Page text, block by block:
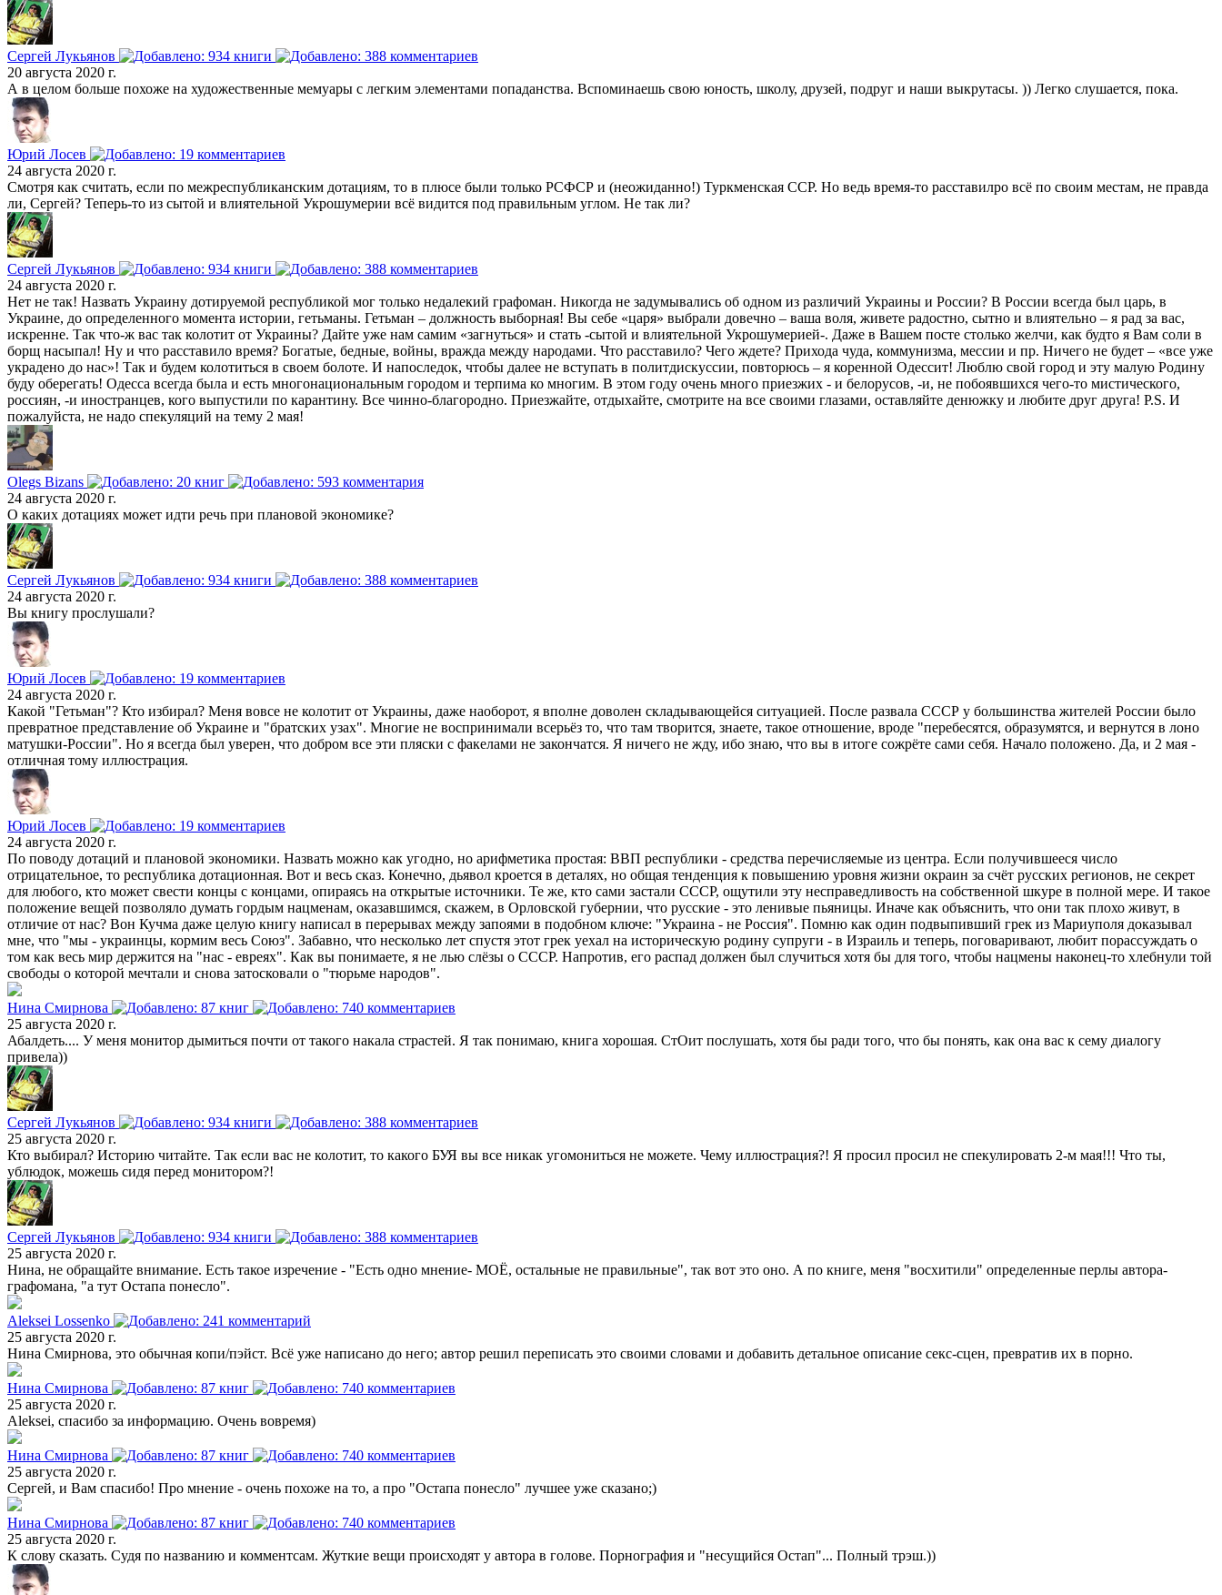
Сергей Лукьянов
20 августа 2020 г.
А в целом больше похоже на художественные мемуары с легким элементами попаданства. Вспоминаешь свою юность, школу, друзей, подруг и наши выкрутасы. )) Легко слушается, пока.
Юрий Лосев
24 августа 2020 г.
Смотря как считать, если по межреспубликанским дотациям, то в плюсе были только РСФСР и (неожиданно!) Туркменская ССР. Но ведь время-то расставилро всё по своим местам, не правда
ли, Сергей? Теперь-то из сытой и влиятельной Укрошумерии всё видится под правильным углом. Не так ли?
Сергей Лукьянов
24 августа 2020 г.
Нет не так! Назвать Украину дотируемой республикой мог только недалекий графоман. Никогда не задумывались об одном из различий Украины и России? В России всегда был царь, в
Украине, до определенного момента истории, гетьманы. Гетьман – должность выборная! Вы себе «царя» выбрали довечно – ваша воля, живете радостно, сытно и влиятельно – я рад за вас,
искренне. Так что-ж вас так колотит от Украины? Дайте уже нам самим «загнуться» и стать -сытой и влиятельной Укрошумерией-. Даже в Вашем посте столько желчи, как будто я Вам соли в
борщ насыпал! Ну и что расставило время? Богатые, бедные, войны, вражда между народами. Что расставило? Чего ждете? Прихода чуда, коммунизма, мессии и пр. Ничего не будет – «все уже
украдено до нас»! Так и будем колотиться в своем болоте. И напоследок, чтобы далее не вступать в политдискуссии, повторюсь – я коренной Одессит! Люблю свой город и эту малую Родину
буду оберегать! Одесса всегда была и есть многонациональным городом и терпима ко многим. В этом году очень много приезжих - и белорусов, -и, не побоявшихся чего-то мистического,
россиян, -и иностранцев, кого выпустили по карантину. Все чинно-благородно. Приезжайте, отдыхайте, смотрите на все своими глазами, оставляйте денюжку и любите друг друга! P.S. И
пожалуйста, не надо спекуляций на тему 2 мая!
Olegs Bizans
24 августа 2020 г.
О каких дотациях может идти речь при плановой экономике?
Сергей Лукьянов
24 августа 2020 г.
Вы книгу прослушали?
Юрий Лосев
24 августа 2020 г.
Какой "Гетьман"? Кто избирал? Меня вовсе не колотит от Украины, даже наоборот, я вполне доволен складывающейся ситуацией. После развала СССР у большинства жителей России было
превратное представление об Украине и "братских узах". Многие не воспринимали всерьёз то, что там творится, знаете, такое отношение, вроде "перебесятся, образумятся, и вернутся в лоно
матушки-России". Но я всегда был уверен, что добром все эти пляски с факелами не закончатся. Я ничего не жду, ибо знаю, что вы в итоге сожрёте сами себя. Начало положено. Да, и 2 мая -
отличная тому иллюстрация.
Юрий Лосев
24 августа 2020 г.
По поводу дотаций и плановой экономики. Назвать можно как угодно, но арифметика простая: ВВП республики - средства перечисляемые из центра. Если получившееся число
отрицательное, то республика дотационная. Вот и весь сказ. Конечно, дьявол кроется в деталях, но общая тенденция к повышению уровня жизни окраин за счёт русских регионов, не секрет
для любого, кто может свести концы с концами, опираясь на открытые источники. Те же, кто сами застали СССР, ощутили эту несправедливость на собственной шкуре в полной мере. И такое
положение вещей позволяло думать гордым нацменам, оказавшимся, скажем, в Орловской губернии, что русские - это ленивые пьяницы. Иначе как объяснить, что они так плохо живут, в
отличие от нас? Вон Кучма даже целую книгу написал в перерывах между запоями в подобном ключе: "Украина - не Россия". Помню как один подвыпивший грек из Мариуполя доказывал
мне, что "мы - украинцы, кормим весь Союз". Забавно, что несколько лет спустя этот грек уехал на историческую родину супруги - в Израиль и теперь, поговаривают, любит порассуждать о
том как весь мир держится на "нас - евреях". Как вы понимаете, я не лью слёзы о СССР. Напротив, его распад должен был случиться хотя бы для того, чтобы нацмены наконец-то хлебнули той
свободы о которой мечтали и снова затосковали о "тюрьме народов".
Нина Смирнова
25 августа 2020 г.
Абалдеть.... У меня монитор дымиться почти от такого накала страстей. Я так понимаю, книга хорошая. СтОит послушать, хотя бы ради того, что бы понять, как она вас к сему диалогу
привела))
Сергей Лукьянов
25 августа 2020 г.
Кто выбирал? Историю читайте. Так если вас не колотит, то какого БУЯ вы все никак угомониться не можете. Чему иллюстрация?! Я просил просил не спекулировать 2-м мая!!! Что ты,
ублюдок, можешь сидя перед монитором?!
Сергей Лукьянов
25 августа 2020 г.
Нина, не обращайте внимание. Есть такое изречение - "Есть одно мнение- МОЁ, остальные не правильные", так вот это оно. А по книге, меня "восхитили" определенные перлы автора-
графомана, "а тут Остапа понесло".
Aleksei Lossenko
25 августа 2020 г.
Нина Смирнова, это обычная копи/пэйст. Всё уже написано до него; автор решил переписать это своими словами и добавить детальное описание секс-сцен, превратив их в порно.
Нина Смирнова
25 августа 2020 г.
Aleksei, спасибо за информацию. Очень вовремя)
Нина Смирнова
25 августа 2020 г.
Сергей, и Вам спасибо! Про мнение - очень похоже на то, а про "Остапа понесло" лучшее уже сказано;)
Нина Смирнова
25 августа 2020 г.
К слову сказать. Судя по названию и комментсам. Жуткие вещи происходят у автора в голове. Порнография и "несущийся Остап"... Полный трэш.))